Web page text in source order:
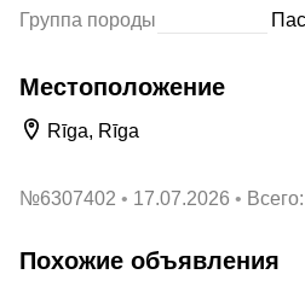
Группа породы
Местоположение
Rīga, Rīga
№6307402 17.07.2026
Похожие объявления